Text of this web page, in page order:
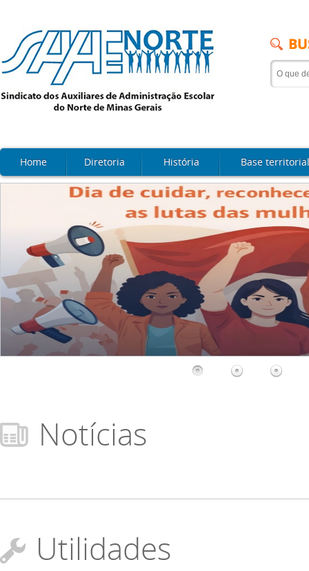
Home Diretoria História Base territorial
Notícias
Utilidades